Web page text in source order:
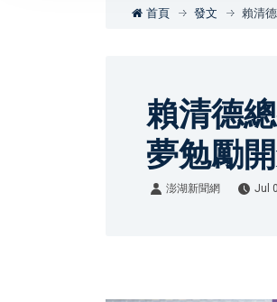
首頁 發文 賴清
賴清德
夢勉勵
澎湖新聞網 Jul